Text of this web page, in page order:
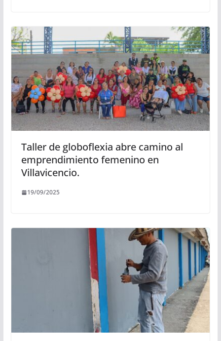
Taller de globoflexia abre camino al
emprendimiento femenino en
Villavicencio.
19/09/2025